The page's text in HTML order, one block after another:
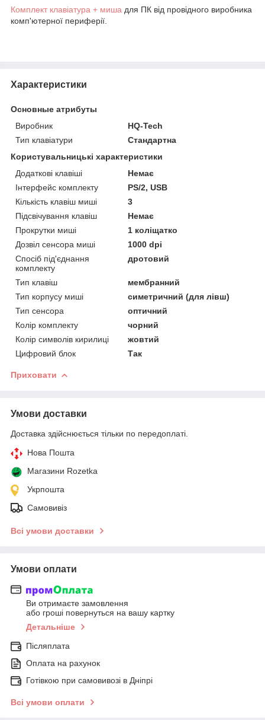
Комплект клавіатура + миша для ПК від провідного виробника
комп'ютерної периферії.
Характеристики
Основные атрибуты
Виробник
HQ-Tech
Тип клавіатури
Стандартна
Користувальницькі характеристики
Додаткові клавіші
Немає
Інтерфейс комплекту
PS/2, USB
Кількість клавіш миші
3
Підсвічування клавіш
Немає
Прокрутки миші
1 коліщатко
Дозвіл сенсора миші
1000 dpi
Спосіб під'єднання
комплекту
дротовий
Тип клавіш
мембранний
Тип корпусу миші
симетричний (для лівш)
Тип сенсора
оптичний
Колір комплекту
чорний
Колір символів кирилиці
жовтий
Цифровий блок
Так
Приховати
Умови доставки
Доставка здійснюється тільки по передоплаті.
Нова Пошта
Магазини Rozetka
Укрпошта
Самовивіз
Всі умови доставки
Умови оплати
Ви отримаєте замовлення
або гроші повернуться на вашу картку
Детальніше
Післяплата
Оплата на рахунок
Готівкою при самовивозі в Дніпрі
Всі умови оплати